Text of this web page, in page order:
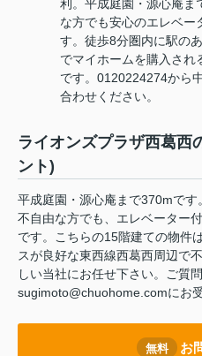
利。平成庭園・源心庵ま
な方でも安心のエレベー
す。徒歩8分圏内に駅の
でマイホームを購入され
です。0120224274から
合わせください。
ライオンズプラザ西葛西
ント)
平成庭園・源心庵まで370mで
不自由な方でも、エレベーター
です。こちらの15階建ての物件
スが良好な東西線西葛西周辺で
しい当社にお任せ下さい。ご質
sugimoto@chuohome.comにお
無料 お